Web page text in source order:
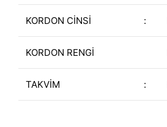
KORDON CİNSİ :
KORDON RENGİ
TAKVİM :